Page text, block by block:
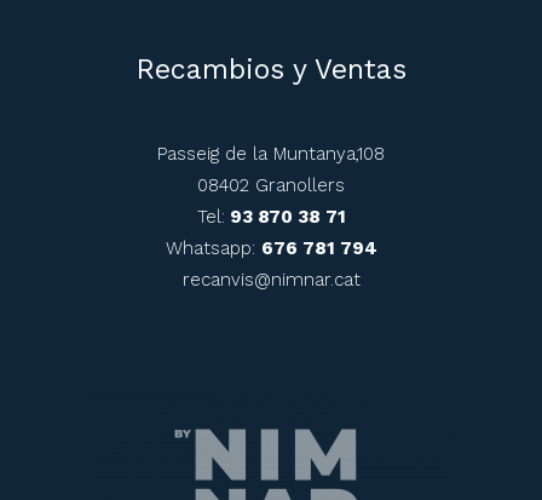
Recambios y Ventas
Passeig de la Muntanya,108
08402 Granollers
Tel: 93 870 38 71
Whatsapp: 676 781 794
recanvis@nimnar.cat